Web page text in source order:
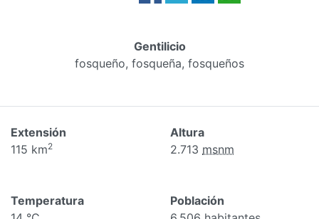
Gentilicio
fosqueño, fosqueña, fosqueños
Extensión
115 km2
Altura
2.713 msnm
Temperatura
Población